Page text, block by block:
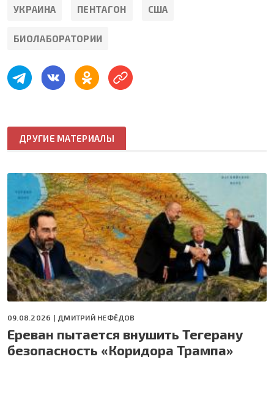
УКРАИНА ПЕНТАГОН США
БИОЛАБОРАТОРИИ
ДРУГИЕ МАТЕРИАЛЫ
09.08.2026 | ДМИТРИЙ НЕФЁДОВ
Ереван пытается внушить Тегерану
безопасность «Коридора Трампа»